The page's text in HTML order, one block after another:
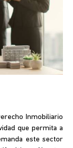
Inmobiliario
que permita a
este sector